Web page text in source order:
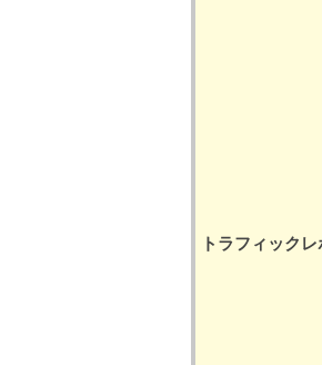
トラフィックレ